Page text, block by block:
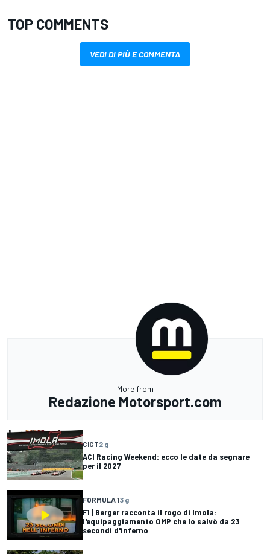
TOP COMMENTS
VEDI DI PIÙ E COMMENTA
More from
Redazione Motorsport.com
CIGT2 g
ACI Racing Weekend: ecco le date da segnare
per il 2027
FORMULA 13 g
F1 | Berger racconta il rogo di Imola:
l'equipaggiamento OMP che lo salvò da 23
secondi d'inferno